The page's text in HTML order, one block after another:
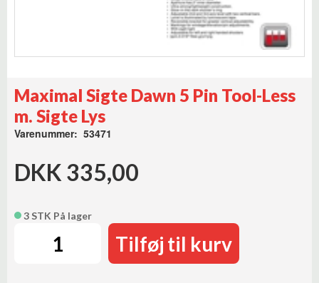
Maximal Sigte Dawn 5 Pin Tool-Less
m. Sigte Lys
Varenummer: 53471
DKK 335,00
3 STK På lager
Tilføj til kurv